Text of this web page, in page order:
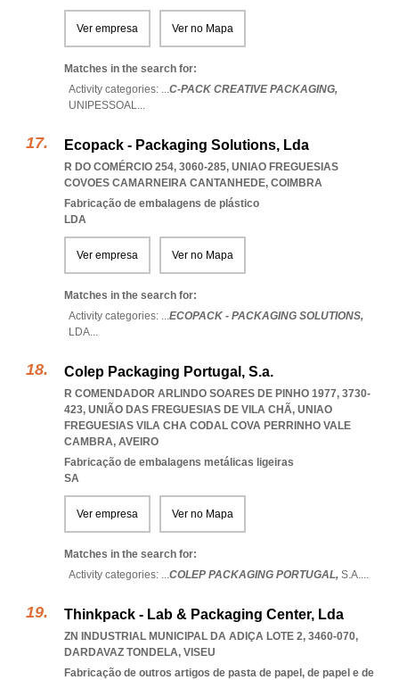
Ver empresa Ver no Mapa
Matches in the search for:
Activity categories: ...C-PACK CREATIVE PACKAGING,
UNIPESSOAL...
Ecopack - Packaging Solutions, Lda
R DO COMÉRCIO 254, 3060-285, UNIAO FREGUESIAS
COVOES CAMARNEIRA CANTANHEDE, COIMBRA
Fabricação de embalagens de plástico
LDA
Ver empresa Ver no Mapa
Matches in the search for:
Activity categories: ...ECOPACK - PACKAGING SOLUTIONS,
LDA...
Colep Packaging Portugal, S.a.
R COMENDADOR ARLINDO SOARES DE PINHO 1977, 3730-
423, UNIÃO DAS FREGUESIAS DE VILA CHÃ, UNIAO
FREGUESIAS VILA CHA CODAL COVA PERRINHO VALE
CAMBRA, AVEIRO
Fabricação de embalagens metálicas ligeiras
SA
Ver empresa Ver no Mapa
Matches in the search for:
Activity categories: ...COLEP PACKAGING PORTUGAL, S.A....
Thinkpack - Lab & Packaging Center, Lda
ZN INDUSTRIAL MUNICIPAL DA ADIÇA LOTE 2, 3460-070,
DARDAVAZ TONDELA, VISEU
Fabricação de outros artigos de pasta de papel, de papel e de